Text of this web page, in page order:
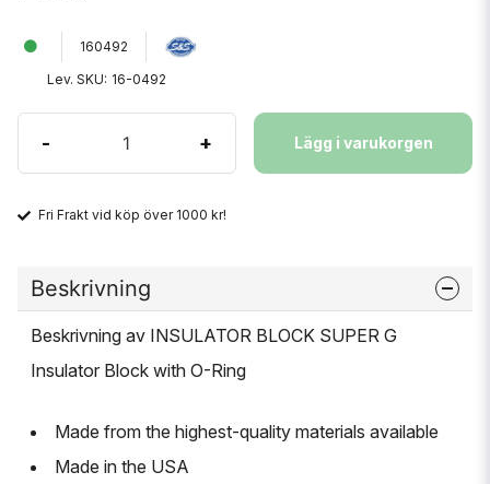
160492
Lev. SKU: 16-0492
- + Lägg i varukorgen
Fri Frakt vid köp över 1000 kr!
Beskrivning
Beskrivning av INSULATOR BLOCK SUPER G
Insulator Block with O-Ring
Made from the highest-quality materials available
Made in the USA